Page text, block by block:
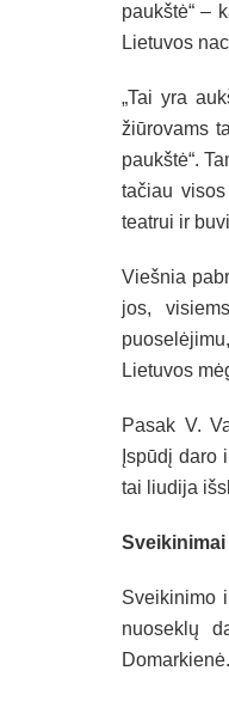
paukštė“ –
Lietuvos
„Tai yra
žiūrovams
paukštė“.
tačiau
teatrui ir
Viešnia
jos,
Lietuvos
Pasak V.
Įspūdį daro
tai liudija
Sveikinimai
Sveikinimo
nuoseklų
Domarkienė.